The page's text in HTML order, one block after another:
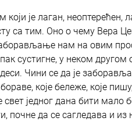
који је лаган,
са тим. Оно о чему Вера
нам на овим
сустигне, у неком
Чини се да је
које бележе, које
свет једног дана бити
почне да се сагледава и из